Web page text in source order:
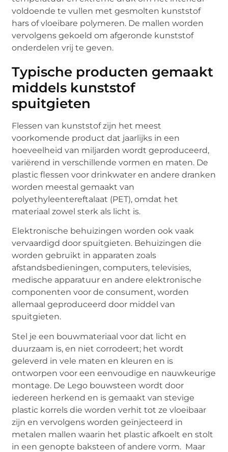
voldoende te vullen met gesmolten kunststof
hars of vloeibare polymeren. De mallen worden
vervolgens gekoeld om afgeronde kunststof
onderdelen vrij te geven.
Typische producten gemaakt
middels kunststof
spuitgieten
Flessen van kunststof zijn het meest
voorkomende product dat jaarlijks in een
hoeveelheid van miljarden wordt geproduceerd,
variërend in verschillende vormen en maten. De
plastic flessen voor drinkwater en andere dranken
worden meestal gemaakt van
polyethyleentereftalaat (PET), omdat het
materiaal zowel sterk als licht is.
Elektronische behuizingen worden ook vaak
vervaardigd door spuitgieten. Behuizingen die
worden gebruikt in apparaten zoals
afstandsbedieningen, computers, televisies,
medische apparatuur en andere elektronische
componenten voor de consument, worden
allemaal geproduceerd door middel van
spuitgieten.
Stel je een bouwmateriaal voor dat licht en
duurzaam is, en niet corrodeert; het wordt
geleverd in vele maten en kleuren en is
ontworpen voor een eenvoudige en nauwkeurige
montage. De Lego bouwsteen wordt door
iedereen herkend en is gemaakt van stevige
plastic korrels die worden verhit tot ze vloeibaar
zijn en vervolgens worden geïnjecteerd in
metalen mallen waarin het plastic afkoelt en stolt
in een genopte baksteen of andere vorm. Maar